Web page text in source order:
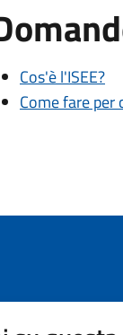
Cos'è l'ISEE?
Come fare per